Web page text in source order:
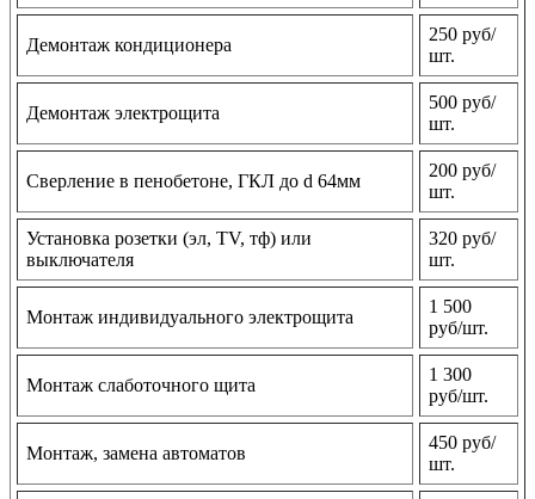
Демонтаж кондиционера
250 руб/
шт.
Демонтаж электрощита
500 руб/
шт.
Сверление в пенобетоне, ГКЛ до d 64мм
200 руб/
шт.
Установка розетки (эл, TV, тф) или
выключателя
320 руб/
шт.
Монтаж индивидуального электрощита
1 500
руб/шт.
Монтаж слаботочного щита
1 300
руб/шт.
Монтаж, замена автоматов
450 руб/
шт.